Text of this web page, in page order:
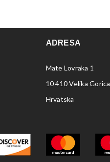
ADRESA
Mate Lovraka 1
10 410 Velika Gorica
Hrvatska